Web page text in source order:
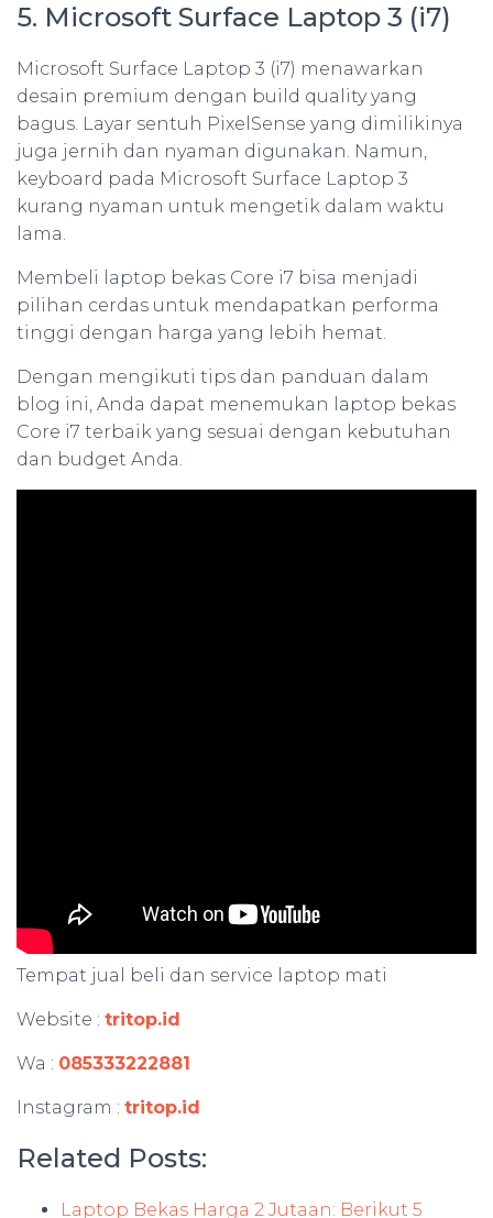
5. Microsoft Surface Laptop 3 (i7)
Microsoft Surface Laptop 3 (i7) menawarkan
desain premium dengan build quality yang
bagus. Layar sentuh PixelSense yang dimilikinya
juga jernih dan nyaman digunakan. Namun,
keyboard pada Microsoft Surface Laptop 3
kurang nyaman untuk mengetik dalam waktu
lama.
Membeli laptop bekas Core i7 bisa menjadi
pilihan cerdas untuk mendapatkan performa
tinggi dengan harga yang lebih hemat.
Dengan mengikuti tips dan panduan dalam
blog ini, Anda dapat menemukan laptop bekas
Core i7 terbaik yang sesuai dengan kebutuhan
dan budget Anda.
Tempat jual beli dan service laptop mati
Website : tritop.id
Wa : 085333222881
Instagram : tritop.id
Related Posts:
Laptop Bekas Harga 2 Jutaan: Berikut 5